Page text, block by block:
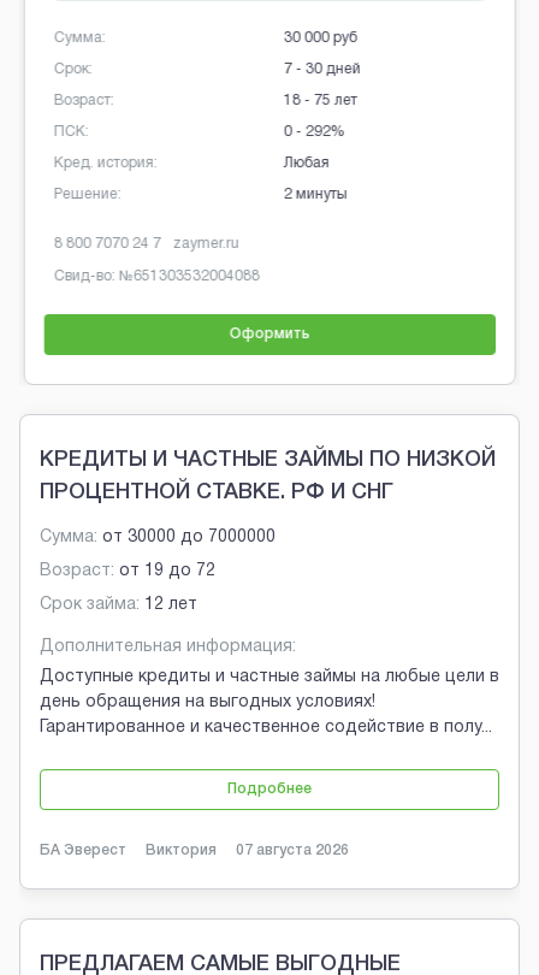
Сумма:
Срок:
Возраст:
ПСК:
Кред. история:
Решение:
30 000 руб
7 - 30 дней
18 - 75 лет
0 - 292%
Любая
2 минуты
8 800 7070 24 7 zaymer.ru
Свид-во: №651303532004088
Оформить
Brobaza - Обычные объявления
КРЕДИТЫ И ЧАСТНЫЕ ЗАЙМЫ ПО НИЗКОЙ
ПРОЦЕНТНОЙ СТАВКЕ. РФ И СНГ
Сумма: от 30000 до 7000000
Возраст: от 19 до 72
Срок займа: 12 лет
Дополнительная информация:
Доступные кредиты и частные займы на любые цели в
день обращения на выгодных условиях!
Гарантированное и качественное содействие в полу...
Подробнее
БА Эверест Виктория 07 августа 2026
ПРЕДЛАГАЕМ САМЫЕ ВЫГОДНЫЕ